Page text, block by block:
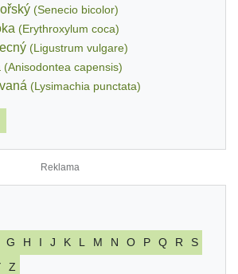
(Senecio bicolor)
(Erythroxylum coca)
(Ligustrum vulgare)
(Anisodontea capensis)
(Lysimachia punctata)
G H I J K L M N O P Q R
S
Z